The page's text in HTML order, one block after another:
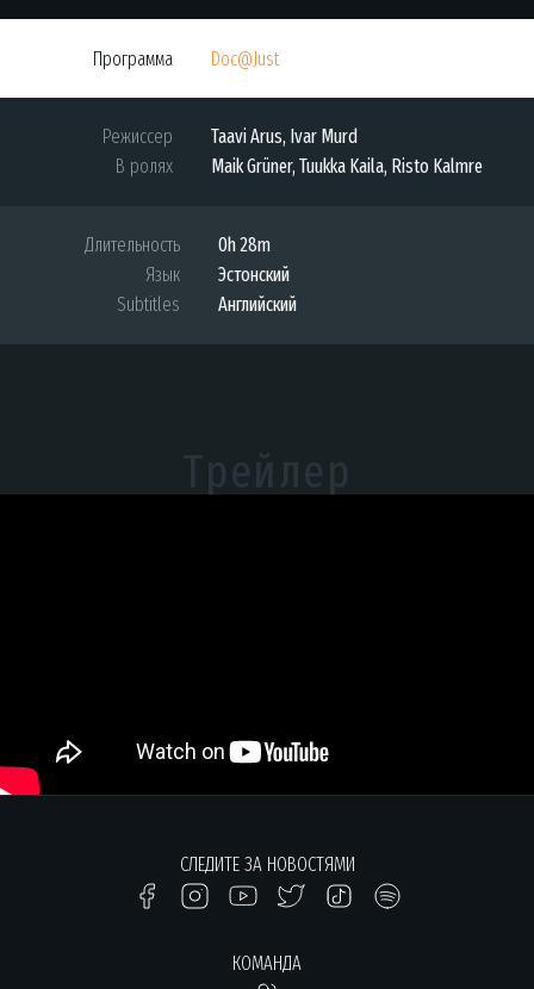
Программа Doc@Just
Режиссер
Taavi Arus, Ivar Murd
В ролях
Maik Grüner, Tuukka Kaila, Risto Kalmre
Длительность
0h 28m
Язык
Эстонский
Subtitles
Английский
СЛЕДИТЕ ЗА НОВОСТЯМИ
КОМАНДА